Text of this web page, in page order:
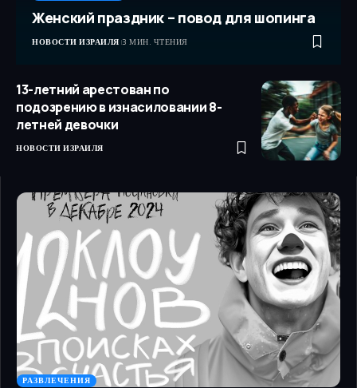
Женский праздник – повод для шопинга
НОВОСТИ ИЗРАИЛЯ 3 МИН. ЧТЕНИЯ
13-летний арестован по
подозрению в изнасиловании 8-
летней девочки
НОВОСТИ ИЗРАИЛЯ
РАЗВЛЕЧЕНИЯ